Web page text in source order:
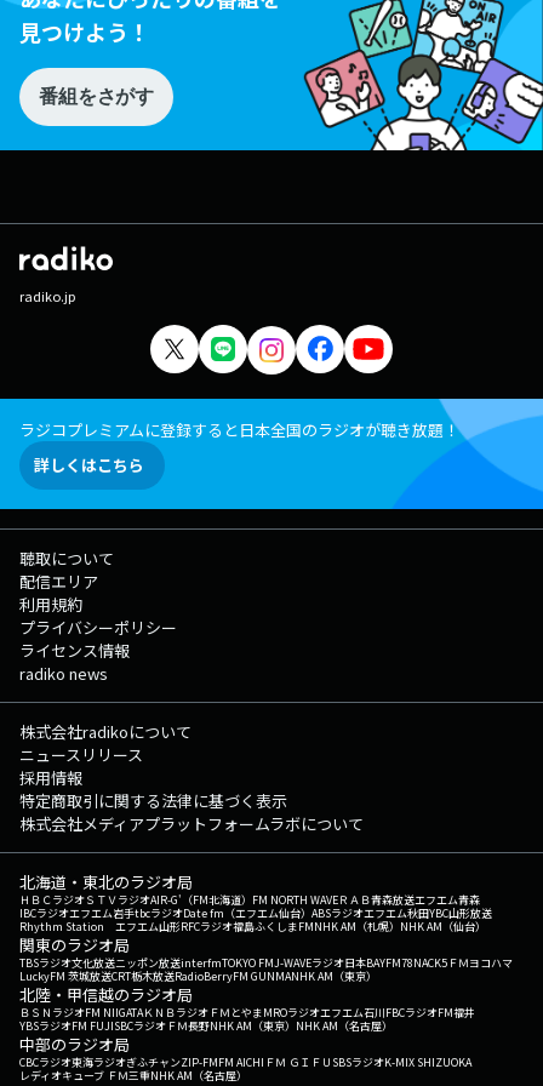
見つけよう！
番組をさがす
radiko.jp
ラジコプレミアムに登録すると日本全国のラジオが聴き放題！
詳しくはこちら
聴取について
配信エリア
利用規約
プライバシーポリシー
ライセンス情報
radiko news
株式会社radikoについて
ニュースリリース
採用情報
特定商取引に関する法律に基づく表示
株式会社メディアプラットフォームラボについて
北海道・東北のラジオ局
ＨＢＣラジオＳＴＶラジオAIR-G'（FM北海道） FM NORTH WAVEＲＡＢ青森放送エフエム青森
IBCラジオエフエム岩手tbcラジオDate fm（エフエム仙台） ABSラジオエフエム秋田YBC山形放送
Rhythm Station エフエム山形RFCラジオ福島ふくしまFMNHK AM（札幌） NHK AM（仙台）
関東のラジオ局
TBSラジオ文化放送ニッポン放送interfmTOKYO FMJ-WAVEラジオ日本BAYFM78NACK5 ＦＭヨコハマ
LuckyFM 茨城放送CRT栃木放送RadioBerryFM GUNMANHK AM（東京）
北陸・甲信越のラジオ局
ＢＳＮラジオFM NIIGATAＫＮＢラジオ ＦＭとやまMROラジオエフエム石川FBCラジオFM福井
YBSラジオFM FUJISBCラジオ ＦＭ長野NHK AM（東京） NHK AM（名古屋）
中部のラジオ局
CBCラジオ東海ラジオぎふチャンZIP-FMFM AICHI ＦＭ ＧＩＦＵ SBSラジオK-MIX SHIZUOKA
レディオキューブ ＦＭ三重NHK AM（名古屋）